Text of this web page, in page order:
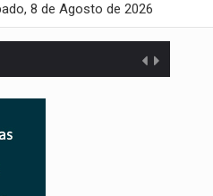
8 de Agosto de 2026